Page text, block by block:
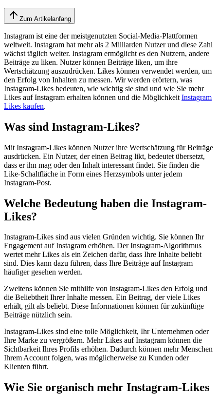
Zum Artikelanfang
Instagram ist eine der meistgenutzten Social-Media-Plattformen
weltweit. Instagram hat mehr als 2 Milliarden Nutzer und diese Zahl
wächst täglich weiter. Instagram ermöglicht es den Nutzern, andere
Beiträge zu liken. Nutzer können Beiträge liken, um ihre
Wertschätzung auszudrücken. Likes können verwendet werden, um
den Erfolg von Inhalten zu messen. Wir werden erörtern, was
Instagram-Likes bedeuten, wie wichtig sie sind und wie Sie mehr
Likes auf Instagram erhalten können und die Möglichkeit Instagram
Likes kaufen.
Was sind Instagram-Likes?
Mit Instagram-Likes können Nutzer ihre Wertschätzung für Beiträge
ausdrücken. Ein Nutzer, der einen Beitrag likt, bedeutet übersetzt,
dass er ihn mag oder den Inhalt interessant findet. Sie finden die
Like-Schaltfläche in Form eines Herzsymbols unter jedem
Instagram-Post.
Welche Bedeutung haben die Instagram-
Likes?
Instagram-Likes sind aus vielen Gründen wichtig. Sie können Ihr
Engagement auf Instagram erhöhen. Der Instagram-Algorithmus
wertet mehr Likes als ein Zeichen dafür, dass Ihre Inhalte beliebt
sind. Dies kann dazu führen, dass Ihre Beiträge auf Instagram
häufiger gesehen werden.
Zweitens können Sie mithilfe von Instagram-Likes den Erfolg und
die Beliebtheit Ihrer Inhalte messen. Ein Beitrag, der viele Likes
erhält, gilt als beliebt. Diese Informationen können für zukünftige
Beiträge nützlich sein.
Instagram-Likes sind eine tolle Möglichkeit, Ihr Unternehmen oder
Ihre Marke zu vergrößern. Mehr Likes auf Instagram können die
Sichtbarkeit Ihres Profils erhöhen. Dadurch können mehr Menschen
Ihrem Account folgen, was möglicherweise zu Kunden oder
Klienten führt.
Wie Sie organisch mehr Instagram-Likes